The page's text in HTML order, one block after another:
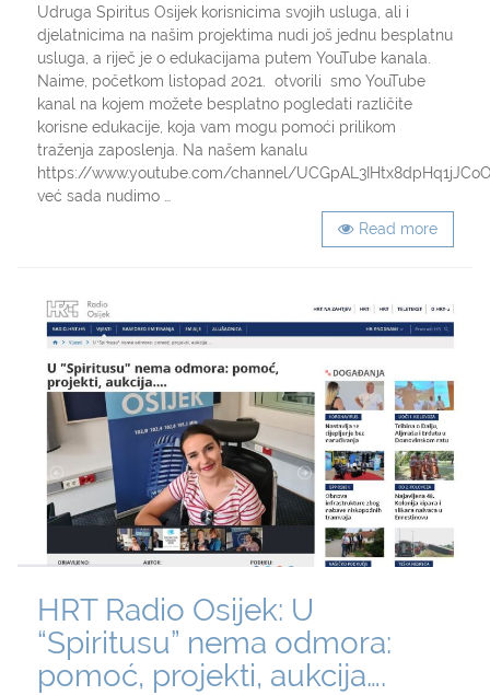
edukacije
na
našem
YouTube
kanalu
Udruga Spiritus Osijek korisnicima svojih usluga, ali i
djelatnicima na našim projektima nudi još jednu besplatnu
usluga, a riječ je o edukacijama putem YouTube kanala.
Naime, početkom listopad 2021. otvorili smo YouTube
kanal na kojem možete besplatno pogledati različite
korisne edukacije, koja vam mogu pomoći prilikom
traženja zaposlenja. Na našem kanalu
https://www.youtube.com/channel/
već sada nudimo …
Read more
HRT Radio Osijek: U
“Spiritusu” nema odmora:
pomoć, projekti, aukcija….